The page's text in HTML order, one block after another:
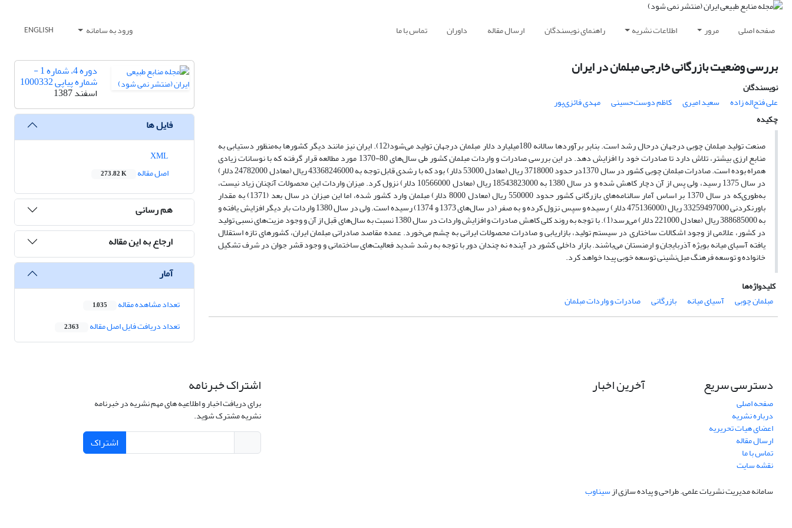
صفحه اصلی مرور اطلاعات نشریه راهنمای نویسندگان ارسال مقاله داوران تماس با ما ورود به سامانه ENGLISH
بررسی وضعیت بازرگانی خارجی مبلمان در ایران
نویسندگان
علی فتح‌اله زاده
سعید امیری کاظم دوست‌حسینی
مهدی فائزی‌پور
چکیده
صنعت تولید مبلمان چوبی درجهان درحال رشد است. بنابر برآوردها سالانه 180میلیارد دلار مبلمان درجهان تولید می‌شود(12). ایران نیز مانند دیگر کشورها به‌منظور دستیابی به
منابع ارزی بیشتر، تلاش دارد تا صادرات خود را افزایش دهد. در این بررسی صادرات و واردات مبلمان کشور طی سال‌های 80-1370 مورد مطالعه قرار گرفته که با نوسانات زیادی
همراه بوده است. صادرات مبلمان چوبی کشور در سال 1370در حدود 3718000 ریال (معادل 53000 دلار) بود که با رشدی قابل توجه به 43368246000 ریال (معادل 24782000 دلار)
در سال 1375 رسید، ولی پس از آن دچار کاهش شده و در سال 1380 به 18543823000 ریال (معادل 10566000 دلار) نزول کرد. میزان واردات این محصولات آنچنان زیاد نیست،
به‌طوری‌که در سال 1370 بر اساس آمار سالنامه‌های بازرگانی کشور حدود 550000 ریال (معادل 8000 دلار) مبلمان وارد کشور شده، اما این میزان در سال بعد (1371) به مقدار
باورنکردنی 33259497000 ریال (475136000 دلار) رسیده و سپس نزول کرده و به صفر (در سال‌های 1373 و 1374) رسیده است. ولی در سال 1380 واردات بار دیگر افزایش یافته و
به 388685000 ریال (معادل 221000 دلار) می‌رسد(1). با توجه به روند کلی کاهش صادرات و افزایش واردات در سال 1380 نسبت به سال‌های قبل از آن و وجود مزیت‌های نسبی تولید
در کشور، علائمی از وجود اشکالات ساختاری در سیستم تولید، بازاریابی و صادرات محصولات ایرانی به چشم می‌خورد. عمده مقاصد صادراتی مبلمان ایران، کشورهای تازه استقلال
یافته آسیای میانه بویژه آذربایجان و ارمنستان می‌باشند. بازار داخلی کشور در آینده نه چندان دور با توجه به رشد شدید فعالیت‌های ساختمانی و وجود قشر جوان در شرف تشکیل
خانواده و توسعه فرهنگ مبل‌نشینی توسعه خوبی پیدا خواهد کرد.
کلیدواژه‌ها
مبلمان چوبی
آسیای میانه بازرگانی صادرات و واردات مبلمان
دوره 4، شماره 1 -
شماره پیاپی 1000332
اسفند 1387
فایل ها
اصل مقاله
273.82 K
هم رسانی
ارجاع به این مقاله
آمار
تعداد مشاهده مقاله 1,035
تعداد دریافت فایل اصل مقاله 2,363
دسترسی سریع
صفحه اصلی
درباره نشریه
اعضای هیات تحریریه
ارسال مقاله
تماس با ما
نقشه سایت
آخرین اخبار اشتراک خبرنامه
برای دریافت اخبار و اطلاعیه های مهم نشریه در خبرنامه
نشریه مشترک شوید.
اشتراک
سامانه مدیریت نشریات علمی.طراحی و پیاده سازی ازسیناوب